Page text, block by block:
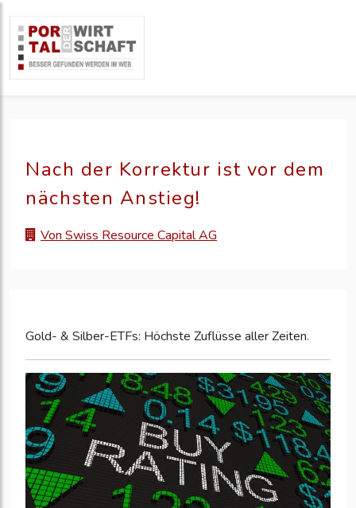
Nach der Korrektur ist vor dem
nächsten Anstieg!
Von Swiss Resource Capital AG
Gold- & Silber-ETFs: Höchste Zuflüsse aller Zeiten.